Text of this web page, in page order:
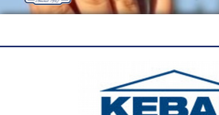
KLUBBMÄSTERSKAP